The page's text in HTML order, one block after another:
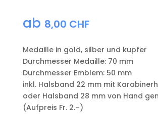
ab 8,00 CHF
Medaille in gold, silber und kupfer
​Durchmesser Medaille: 70 mm
Durchmesser Emblem: 50 mm
​inkl. Halsband 22 mm mit
oder Halsband 28 mm von Hand
(Aufpreis Fr. 2.–)